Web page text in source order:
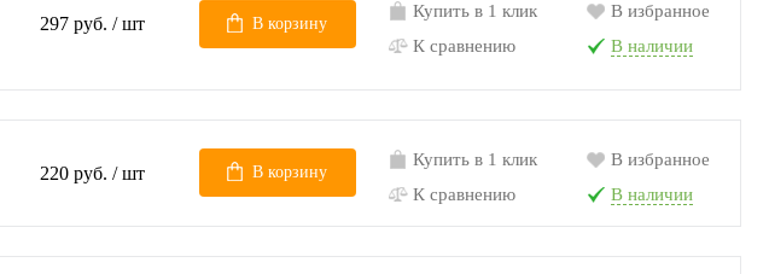
297 руб. / шт В корзину
Купить в 1 клик
К сравнению
В избранное
В наличии
220 руб. / шт В корзину
Купить в 1 клик
К сравнению
В избранное
В наличии